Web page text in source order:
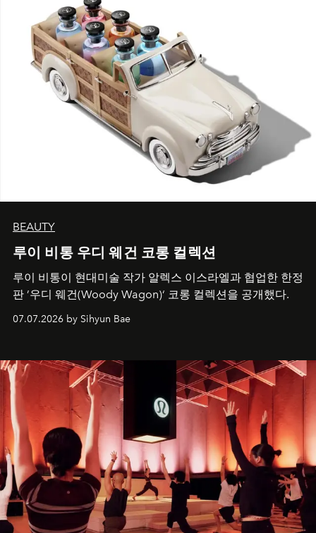
BEAUTY
루이 비통 우디 웨건 코롱 컬렉션
루이 비통이 현대미술 작가 알렉스 이스라엘과 협업한 한정
판 ’우디 웨건(Woody Wagon)‘ 코롱 컬렉션을 공개했다.
07.07.2026 by Sihyun Bae